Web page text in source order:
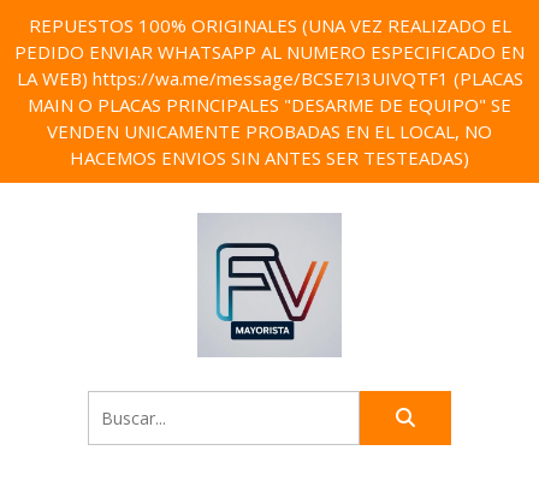
REPUESTOS 100% ORIGINALES (UNA VEZ REALIZADO EL
PEDIDO ENVIAR WHATSAPP AL NUMERO ESPECIFICADO EN
LA WEB) https://wa.me/message/BCSE7I3UIVQTF1 (PLACAS
MAIN O PLACAS PRINCIPALES "DESARME DE EQUIPO" SE
VENDEN UNICAMENTE PROBADAS EN EL LOCAL, NO
HACEMOS ENVIOS SIN ANTES SER TESTEADAS)